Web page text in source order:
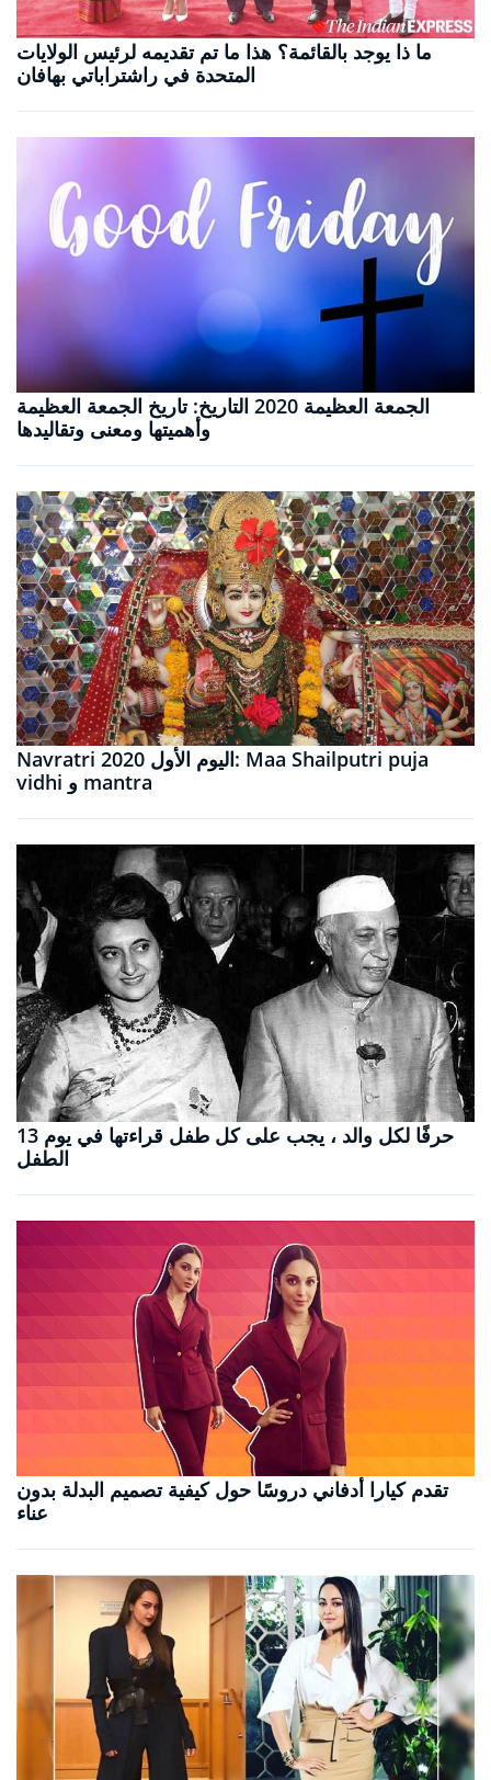
ما ذا يوجد بالقائمة؟ هذا ما تم تقديمه لرئيس الولايات
المتحدة في راشتراباتي بهافان
الجمعة العظيمة 2020 التاريخ: تاريخ الجمعة العظيمة
وأهميتها ومعنى وتقاليدها
Navratri 2020 اليوم الأول: Maa Shailputri puja
vidhi و mantra
13 حرفًا لكل والد ، يجب على كل طفل قراءتها في يوم
الطفل
تقدم كيارا أدفاني دروسًا حول كيفية تصميم البدلة بدون
عناء